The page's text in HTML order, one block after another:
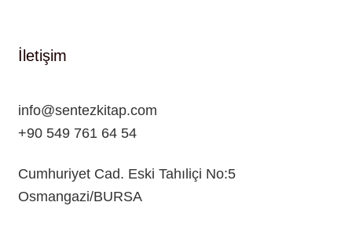
İletişim
info@sentezkitap.com
+90 549 761 64 54
Cumhuriyet Cad. Eski Tahıliçi No:5
Osmangazi/BURSA